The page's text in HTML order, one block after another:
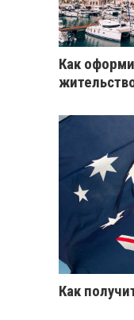
Как
Как